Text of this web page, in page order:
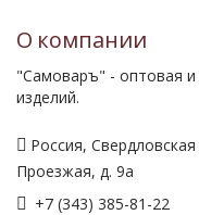
О компании
"Самоваръ" - оптовая и
изделий.
Россия,
Проезжая, д. 9а
+7 (343) 385-81-22